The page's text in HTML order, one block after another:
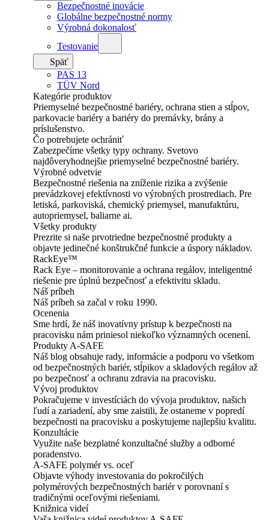
Bezpečnostné inovácie
Globálne bezpečnostné normy
Výrobná dokonalosť
Testovanie
Späť
PAS 13
TÜV Nord
Kategórie produktov
Priemyselné bezpečnostné bariéry, ochrana stien a stĺpov,
parkovacie bariéry a bariéry do premávky, brány a
príslušenstvo.
Čo potrebujete ochrániť
Zabezpečíme všetky typy ochrany. Svetovo
najdôveryhodnejšie priemyselné bezpečnostné bariéry.
Výrobné odvetvie
Bezpečnostné riešenia na zníženie rizika a zvýšenie
prevádzkovej efektívnosti vo výrobných prostrediach. Pre
letiská, parkoviská, chemický priemysel, manufaktúru,
autopriemysel, baliarne ai.
Všetky produkty
Prezrite si naše prvotriedne bezpečnostné produkty a
objavte jedinečné konštrukčné funkcie a úspory nákladov.
RackEye™
Rack Eye – monitorovanie a ochrana regálov, inteligentné
riešenie pre úplnú bezpečnosť a efektivitu skladu.
Náš príbeh
Náš príbeh sa začal v roku 1990.
Ocenenia
Sme hrdí, že náš inovatívny prístup k bezpečnosti na
pracovisku nám priniesol niekoľko významných ocenení.
Produkty A-SAFE
Náš blog obsahuje rady, informácie a podporu vo všetkom
od bezpečnostných bariér, stĺpikov a skladových regálov až
po bezpečnosť a ochranu zdravia na pracovisku.
Vývoj produktov
Pokračujeme v investíciách do vývoja produktov, našich
ľudí a zariadení, aby sme zaistili, že ostaneme v popredí
bezpečnosti na pracovisku a poskytujeme najlepšiu kvalitu.
Konzultácie
Využite naše bezplatné konzultačné služby a odborné
poradenstvo.
A-SAFE polymér vs. oceľ
Objavte výhody investovania do pokročilých
polymérových bezpečnostných bariér v porovnaní s
tradičnými oceľovými riešeniami.
Knižnica videí